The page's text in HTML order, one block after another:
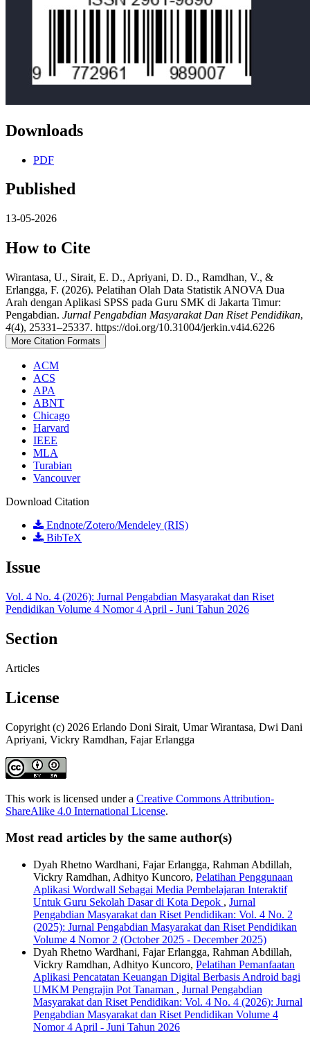
Downloads
PDF
Published
13-05-2026
How to Cite
Wirantasa, U., Sirait, E. D., Apriyani, D. D., Ramdhan, V., &
Erlangga, F. (2026). Pelatihan Olah Data Statistik ANOVA Dua
Arah dengan Aplikasi SPSS pada Guru SMK di Jakarta Timur:
Pengabdian. Jurnal Pengabdian Masyarakat Dan Riset Pendidikan,
4(4), 25331–25337. https://doi.org/10.31004/jerkin.v4i4.6226
More Citation Formats
ACM
ACS
APA
ABNT
Chicago
Harvard
IEEE
MLA
Turabian
Vancouver
Download Citation
Endnote/Zotero/Mendeley (RIS)
BibTeX
Issue
Vol. 4 No. 4 (2026): Jurnal Pengabdian Masyarakat dan Riset
Pendidikan Volume 4 Nomor 4 April - Juni Tahun 2026
Section
Articles
License
Copyright (c) 2026 Erlando Doni Sirait, Umar Wirantasa, Dwi Dani
Apriyani, Vickry Ramdhan, Fajar Erlangga
This work is licensed under a Creative Commons Attribution-
ShareAlike 4.0 International License.
Most read articles by the same author(s)
Dyah Rhetno Wardhani, Fajar Erlangga, Rahman Abdillah,
Vickry Ramdhan, Adhityo Kuncoro, Pelatihan Penggunaan
Aplikasi Wordwall Sebagai Media Pembelajaran Interaktif
Untuk Guru Sekolah Dasar di Kota Depok , Jurnal
Pengabdian Masyarakat dan Riset Pendidikan: Vol. 4 No. 2
(2025): Jurnal Pengabdian Masyarakat dan Riset Pendidikan
Volume 4 Nomor 2 (October 2025 - December 2025)
Dyah Rhetno Wardhani, Fajar Erlangga, Rahman Abdillah,
Vickry Ramdhan, Adhityo Kuncoro, Pelatihan Pemanfaatan
Aplikasi Pencatatan Keuangan Digital Berbasis Android bagi
UMKM Pengrajin Pot Tanaman , Jurnal Pengabdian
Masyarakat dan Riset Pendidikan: Vol. 4 No. 4 (2026): Jurnal
Pengabdian Masyarakat dan Riset Pendidikan Volume 4
Nomor 4 April - Juni Tahun 2026